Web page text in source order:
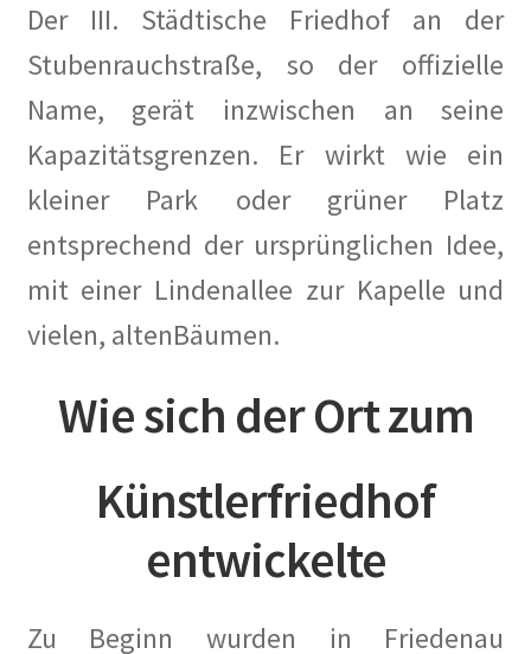
Zielsetzung
Die Künstlerkolonie
…in der historischen Presse
Die Architektur der Künstlerkolonie Berlin und deren
Architekten
(Denkmalschutz)
Der III. Städtische Friedhof an der
Stubenrauchstraße, so der offizielle
Name, gerät inzwischen an seine
Kapazitätsgrenzen. Er wirkt wie ein
kleiner Park oder grüner Platz
entsprechend der ursprünglichen Idee,
mit einer Lindenallee zur Kapelle und
vielen, altenBäumen.
Wie sich der Ort zum
Künstlerfriedhof
entwickelte
Zu Beginn wurden in Friedenau